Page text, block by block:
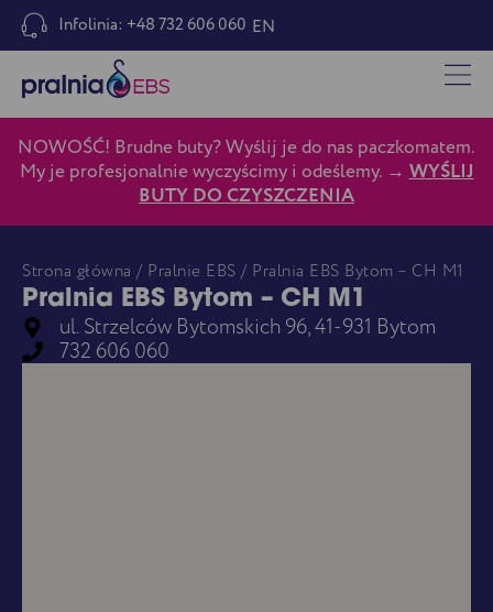
Infolinia: +48 732 606 060 EN
NOWOŚĆ! Brudne buty? Wyślij je do nas paczkomatem.
My je profesjonalnie wyczyścimy i odeślemy. →WYŚLIJ
BUTY DO CZYSZCZENIA
Strona główna / Pralnie EBS / Pralnia EBS Bytom – CH M1
Pralnia EBS Bytom – CH M1
ul. Strzelców Bytomskich 96, 41-931 Bytom
732 606 060